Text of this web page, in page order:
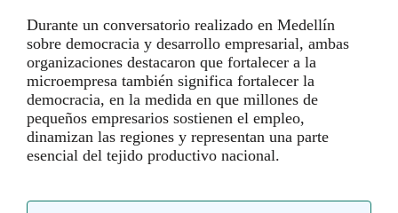
Durante un conversatorio realizado en Medellín
sobre democracia y desarrollo empresarial, ambas
organizaciones destacaron que fortalecer a la
microempresa también significa fortalecer la
democracia, en la medida en que millones de
pequeños empresarios sostienen el empleo,
dinamizan las regiones y representan una parte
esencial del tejido productivo nacional.